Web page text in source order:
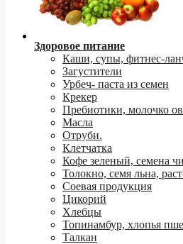
Здоровое питание
Каши, супы, фитнес-
Загустители
Урбеч- паста из семен
Крекер
Пребиотики, молочко
Масла
Отруби.
Клетчатка
Кофе зеленый, семена
Толокно, семя льна,
Соевая продукция
Цикорий
Хлебцы
Топинамбур, хлопья
Талкан